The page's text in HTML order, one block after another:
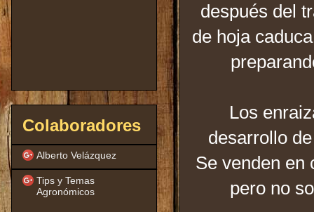
después del
de hoja
Los
desarrollo
Se venden en
pero no
Colaboradores
Alberto Velázquez
Tips y Temas
Agronómicos